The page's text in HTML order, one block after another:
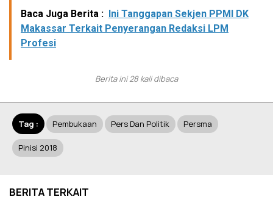
Baca Juga Berita :
Ini Tanggapan Sekjen PPMI DK
Makassar Terkait Penyerangan Redaksi LPM
Profesi
Berita ini 28 kali dibaca
Tag : Pembukaan Pers Dan Politik Persma
Pinisi 2018
BERITA TERKAIT